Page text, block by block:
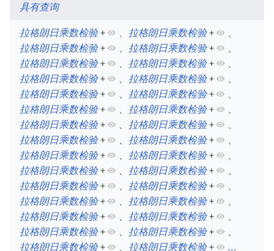
具有查询
拉格朗日乘数检验 + 、​ 拉格朗日乘数检验 +
、​
拉格朗日乘数检验 + 、​ 拉格朗日乘数检验 +
、​
拉格朗日乘数检验 + 、​ 拉格朗日乘数检验 +
、​
拉格朗日乘数检验 + 、​ 拉格朗日乘数检验 +
、​
拉格朗日乘数检验 + 、​ 拉格朗日乘数检验 +
、​
拉格朗日乘数检验 + 、​ 拉格朗日乘数检验 +
、​
拉格朗日乘数检验 + 、​ 拉格朗日乘数检验 +
、​
拉格朗日乘数检验 + 、​ 拉格朗日乘数检验 +
、​
拉格朗日乘数检验 + 、​ 拉格朗日乘数检验 +
、​
拉格朗日乘数检验 + 、​ 拉格朗日乘数检验 +
、​
拉格朗日乘数检验 + 、​ 拉格朗日乘数检验 +
、​
拉格朗日乘数检验 + 、​ 拉格朗日乘数检验 +
、​
拉格朗日乘数检验 + 、​ 拉格朗日乘数检验 +
、​
拉格朗日乘数检验 + 、​ 拉格朗日乘数检验 +
、​
拉格朗日乘数检验 + 、​ 拉格朗日乘数检验 + ...